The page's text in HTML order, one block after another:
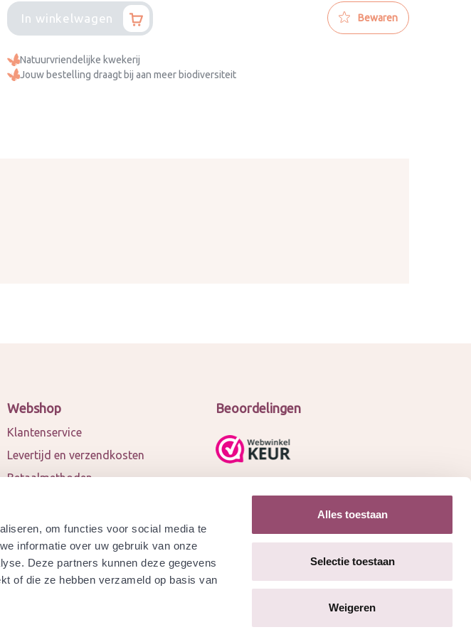
om functies voor social media te
informatie over uw gebruik van onze
Deze partners kunnen deze gegevens
of die ze hebben verzameld op basis van
Alles toestaan
Selectie toestaan
Weigeren
In winkelwagen Bewaren
Natuurvriendelijke kwekerij
Jouw bestelling draagt bij aan meer biodiversiteit
Webshop
Klantenservice
Levertijd en verzendkosten
Betaalmethoden
Privacy policy
Retourneren
Garantie
Beoordelingen